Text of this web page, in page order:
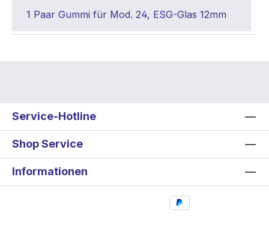
1 Paar Gummi für Mod. 24, ESG-Glas 12mm
Service-Hotline
Shop Service
Informationen